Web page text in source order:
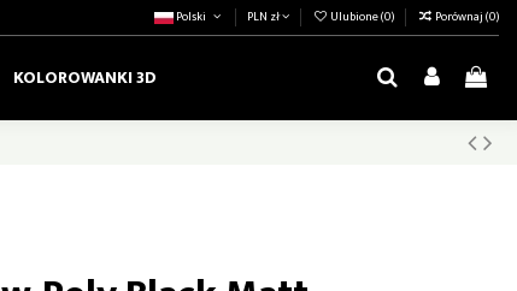
Polski PLN zł Ulubione (0) Porównaj (0)
KOLOROWANKI 3D